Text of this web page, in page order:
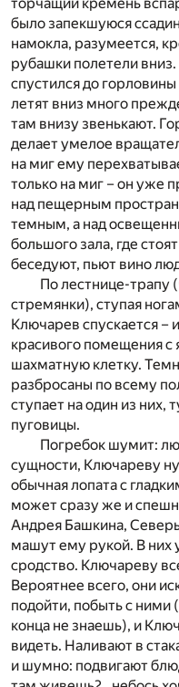
торчащий кремень
было запекшуюся
намокла, разумеется,
рубашки полетели
спустился до
летят вниз много
там внизу звенькают.
делает умелое
на миг ему
только на миг – он уже
над пещерным
темным, а над
большого зала, где
беседуют, пьют вино
По лестнице-трапу
стремянки), ступая
Ключарев спускается –
красивого помещения
шахматную клетку.
разбросаны по всему
ступает на один из них,
пуговицы.
Погребок шумит:
сущности, Ключареву
обычная лопата с
может сразу же и
Андрея Башкина,
машут ему рукой. В них
сродство. Ключареву
Вероятнее всего, они
подойти, побыть с ними
конца не знаешь), и
видеть. Наливают в
и шумно: подвигают